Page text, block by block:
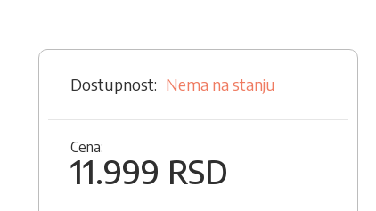
Nema na stanju
Cena:
11.999 RSD